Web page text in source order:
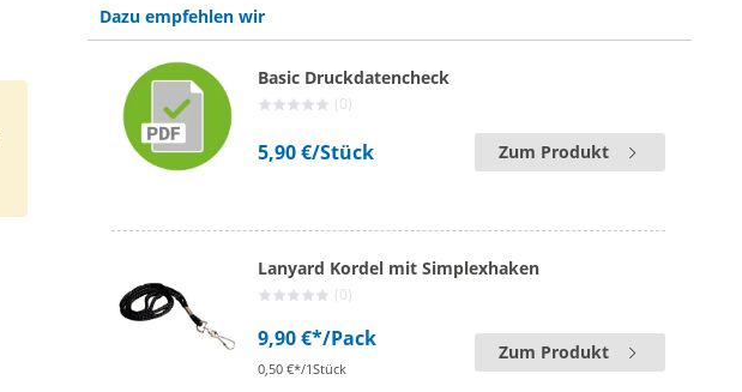
Dazu empfehlen wir
Basic Druckdatencheck
(0)
5,90 €/Stück Zum Produkt
Lanyard Kordel mit Simplexhaken
(0)
9,90 €*/Pack
0,50 €*/1Stück
Zum Produkt